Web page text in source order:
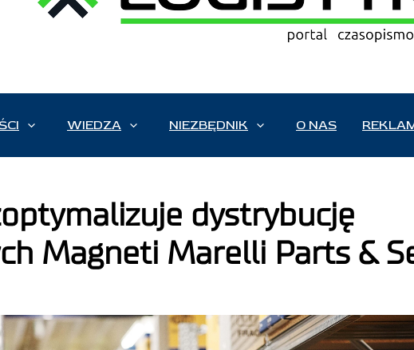
WIEDZA NIEZBĘDNIK O NAS
dystrybucję
Magneti Marelli Parts &